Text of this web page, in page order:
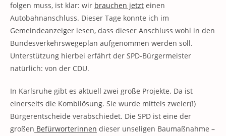
folgen muss, ist klar: wir brauchen jetzt einen
Autobahnanschluss. Dieser Tage konnte ich im
Gemeindeanzeiger lesen, dass dieser Anschluss wohl in den
Bundesverkehrswegeplan aufgenommen werden soll.
Unterstützung hierbei erfährt der SPD-Bürgermeister
natürlich: von der CDU.
In Karlsruhe gibt es aktuell zwei große Projekte. Da ist
einerseits die Kombilösung. Sie wurde mittels zweier(!)
Bürgerentscheide verabschiedet. Die SPD ist eine der
großen Befürworterinnen dieser unseligen Baumaßnahme –